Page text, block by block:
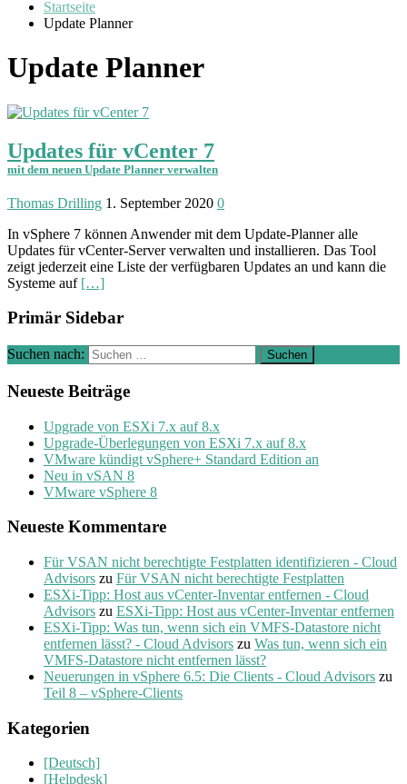
Startseite
Update Planner
Update Planner
Updates für vCenter 7
mit dem neuen Update Planner verwalten
Thomas Drilling 1. September 2020 0
In vSphere 7 können Anwender mit dem Update-Planner alle
Updates für vCenter-Server ver­walten und instal­lieren. Das Tool
zeigt jeder­zeit eine Liste der verfüg­baren Updates an und kann die
Systeme auf […]
Primär Sidebar
Suchen nach:
Neueste Beiträge
Upgrade von ESXi 7.x auf 8.x
Upgrade-Überlegungen von ESXi 7.x auf 8.x
VMware kündigt vSphere+ Standard Edition an
Neu in vSAN 8
VMware vSphere 8
Neueste Kommentare
Für VSAN nicht berechtigte Festplatten identifizieren - Cloud
Advisors zu Für VSAN nicht berechtigte Festplatten
ESXi-Tipp: Host aus vCenter-Inventar entfernen - Cloud
Advisors zu ESXi-Tipp: Host aus vCenter-Inventar entfernen
ESXi-Tipp: Was tun, wenn sich ein VMFS-Datastore nicht
entfernen lässt? - Cloud Advisors zu Was tun, wenn sich ein
VMFS-Datastore nicht entfernen lässt?
Neuerungen in vSphere 6.5: Die Clients - Cloud Advisors zu
Teil 8 – vSphere-Clients
Kategorien
[Deutsch]
[Helpdesk]